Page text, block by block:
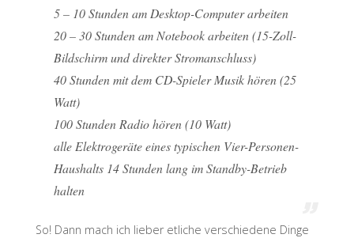
5 – 10 Stunden am Desktop-Computer arbeiten
20 – 30 Stunden am Notebook arbeiten (15-Zoll-
Bildschirm und direkter Stromanschluss)
40 Stunden mit dem CD-Spieler Musik hören (25
Watt)
100 Stunden Radio hören (10 Watt)
alle Elektrogeräte eines typischen Vier-Personen-
Haushalts 14 Stunden lang im Standby-Betrieb
halten
So! Dann mach ich lieber etliche verschiedene Dinge